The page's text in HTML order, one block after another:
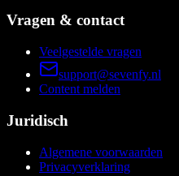
Vragen & contact
Veelgestelde vragen
support@sevenfy.nl
Content melden
Juridisch
Algemene voorwaarden
Privacyverklaring